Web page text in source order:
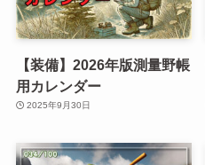
【装備】2026年版測量野帳
用カレンダー
2025年9月30日